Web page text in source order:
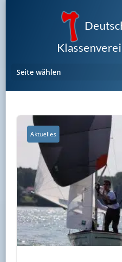
Seite wählen
Aktuelles